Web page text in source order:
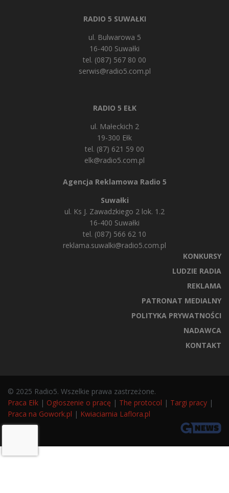
RADIO 5 SUWAŁKI
ul. Bulwarowa 5
16-400 Suwałki
tel. (087) 567 80 00
serwis@radio5.com.pl
RADIO 5 EŁK
ul. Małeckich 2
19-300 Ełk
tel. (87) 621 59 00
elk@radio5.com.pl
Agencja Reklamowa Radio 5
Suwałki
ul. Ks J. Zawadzkiego 2 lok. 1.2
16-400 Suwałki
tel. (087) 566 62 10
reklama.suwalki@radio5.com.pl
KONKURSY
LUDZIE RADIA
REKLAMA
PATRONAT MEDIALNY
POLITYKA PRYWATNOŚCI
NADAWCA
KONTAKT
© 2025 Radio5. Wszelkie prawa zastrzeżone.
Praca Ełk | Ogłoszenie o pracę | The protocol | Targi pracy |
Praca na Gowork.pl | Kwiaciarnia Laflora.pl